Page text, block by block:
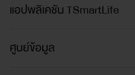
ไม่มี
ฝาด้านในถอดทำความสะอาดได้
แอปพลิเคชัน TSmartLife
ศูนย์ข้อมูล